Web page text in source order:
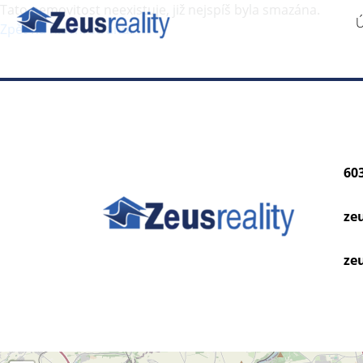
Tato nemovitost neexistuje, již nejspíš byla smazána.
Zpět na hlavní stranu.